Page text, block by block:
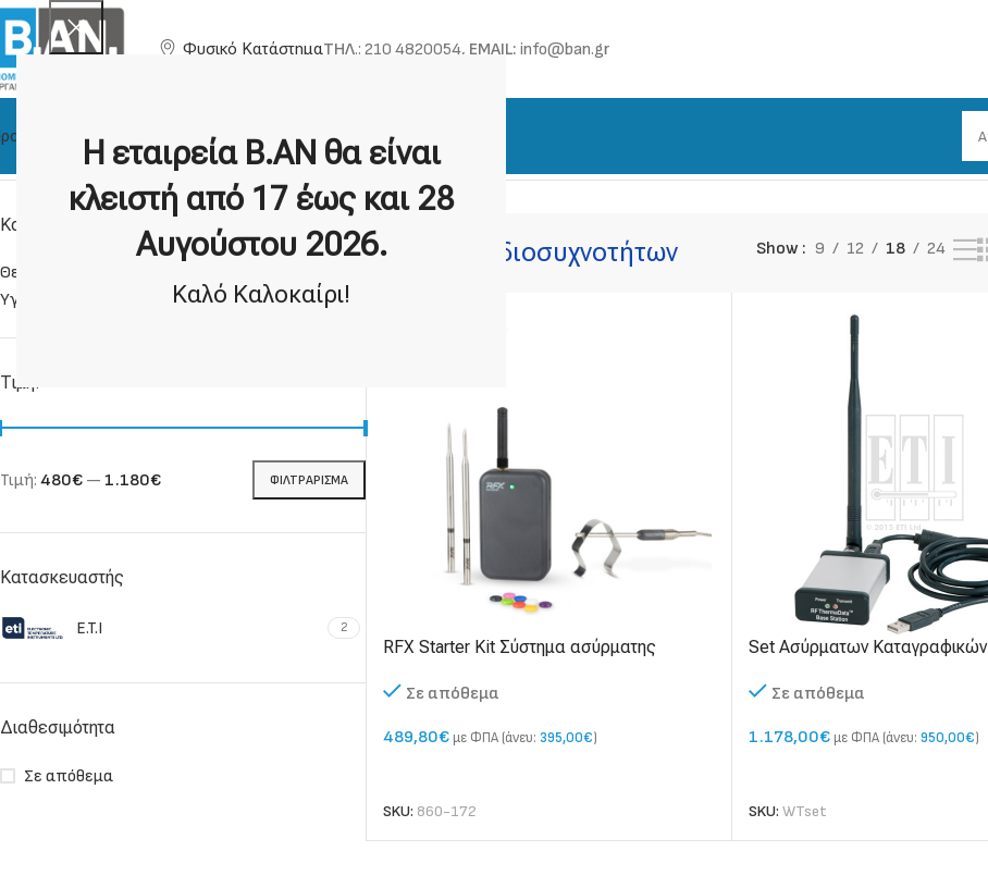
Η εταιρεία Β.ΑΝ θα είναι
κλειστή από 17 έως και 28
Αυγούστου 2026.
Καλό Καλοκαίρι!
Φυσικό ΚατάστημαΤΗΛ.: 210 4820054, EMAIL: info@ban.gr
Η Εταιρία Τεχνική Υποστήριξη Κατασκευαστές
Αρχική σελίδα Καταγραφικά Ασύρματα Καταγραφικά Μέσω Ραδιοσυχνοτήτων
Κατηγορίες προϊόντων
Θερμοκρασίας
Υγρασίας & Θερμοκρασίας
Τιμή:
ΦΙΛΤΡΆΡΙΣΜΑ
Τιμή: 480€ — 1.180€
Κατασκευαστής
E.T.I 2
Διαθεσιμότητα
Σε απόθεμα
Μέσω Ραδιοσυχνοτήτων Show 9 12 18 24
RFX Starter Kit Σύστημα ασύρματης
Σε απόθεμα
489,80€ με ΦΠΑ (άνευ: 395,00€)
SKU: 860-172
Set Ασύρματων Καταγραφικών
(RF)Σε απόθεμα
1.178,00€ με ΦΠΑ (άνευ: 950,00€)
SKU: WTset